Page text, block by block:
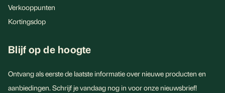
Verkooppunten
Kortingsdop
Blijf op de hoogte
Ontvang als eerste de laatste informatie over nieuwe producten en
aanbiedingen. Schrijf je vandaag nog in voor onze nieuwsbrief!